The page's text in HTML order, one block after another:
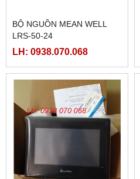
BỘ NGUỒN MEAN WELL
LRS-50-24
LH: 0938.070.068